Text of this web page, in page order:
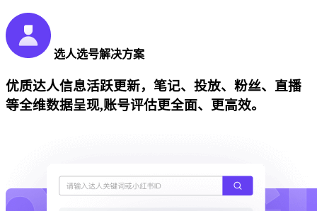
选人选号解决方案
优质达人信息活跃更新，笔记、投放、粉丝、直播
等全维数据呈现,账号评估更全面、更高效。